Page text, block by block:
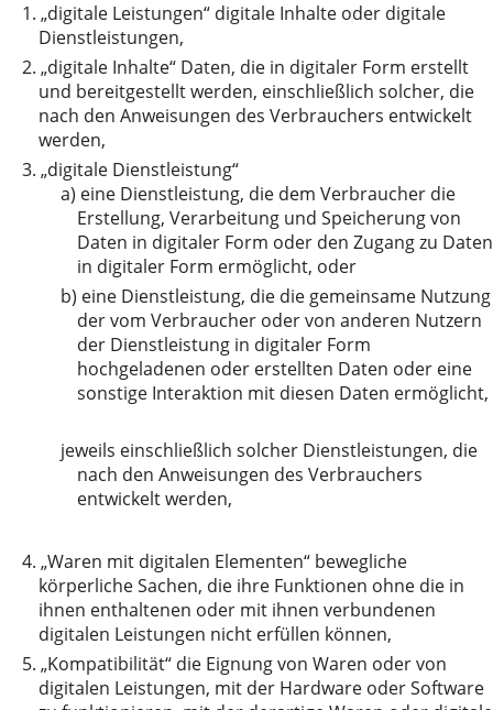
1. „digitale Leistungen“ digitale Inhalte oder digitale
Dienstleistungen,
2. „digitale Inhalte“ Daten, die in digitaler Form erstellt
und bereitgestellt werden, einschließlich solcher, die
nach den Anweisungen des Verbrauchers entwickelt
werden,
3. „digitale Dienstleistung“
a) eine Dienstleistung, die dem Verbraucher die
Erstellung, Verarbeitung und Speicherung von
Daten in digitaler Form oder den Zugang zu Daten
in digitaler Form ermöglicht, oder
b) eine Dienstleistung, die die gemeinsame Nutzung
der vom Verbraucher oder von anderen Nutzern
der Dienstleistung in digitaler Form
hochgeladenen oder erstellten Daten oder eine
sonstige Interaktion mit diesen Daten ermöglicht,
jeweils einschließlich solcher Dienstleistungen, die
nach den Anweisungen des Verbrauchers
entwickelt werden,
4. „Waren mit digitalen Elementen“ bewegliche
körperliche Sachen, die ihre Funktionen ohne die in
ihnen enthaltenen oder mit ihnen verbundenen
digitalen Leistungen nicht erfüllen können,
5. „Kompatibilität“ die Eignung von Waren oder von
digitalen Leistungen, mit der Hardware oder Software